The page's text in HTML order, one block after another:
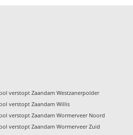
verstopt Zaandam Westzanerpolder
verstopt Zaandam Willis
verstopt Zaandam Wormerveer Noord
verstopt Zaandam Wormerveer Zuid